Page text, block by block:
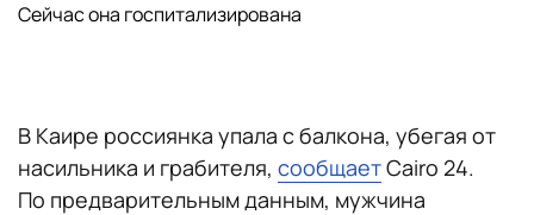
Сейчас она госпитализирована
В Каире россиянка упала с балкона, убегая от
насильника и грабителя, сообщаетCairo 24.
По предварительным данным, мужчина